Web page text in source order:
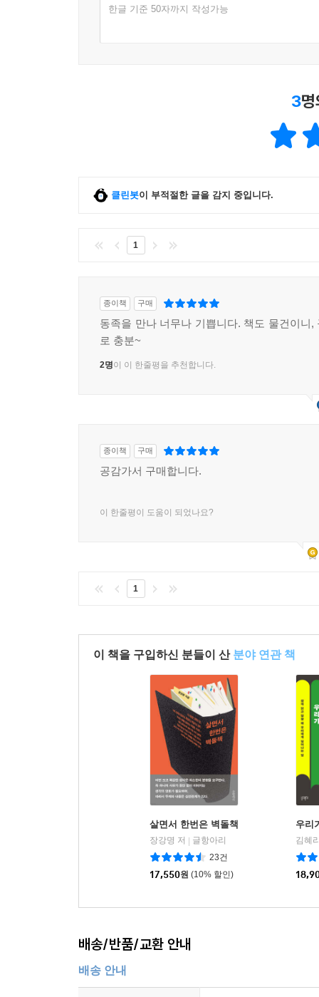
한글 기준 50자까지 작성가능
3
클린봇이 부적절한 글을 감지 중입니다.
1
종이책 구매
동족을 만나 너무나 기쁩니다. 책도 물건이니,
로 충분~
2명이 이 한줄평을 추천합니다.
종이책 구매
공감가서 구매합니다.
이 한줄평이 도움이 되었나요?
1
이 책을 구입하신 분들이 산 분야 연관 책
살면서 한번은 벽돌책
장강명 저
글항아리
23건
17,550원 (10% 할인)
우리
김혜
배송/반품/교환 안내
배송 안내